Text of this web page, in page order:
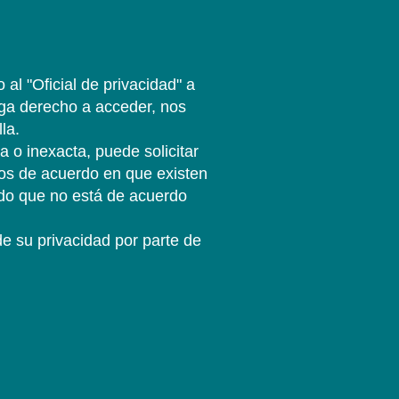
"Oficial de privacidad" a
derecho a acceder, nos
inexacta, puede solicitar
de acuerdo en que existen
que no está de acuerdo
su privacidad por parte de
"Oficial de privacidad" a
derecho a acceder, nos
inexacta, puede solicitar
de acuerdo en que existen
que no está de acuerdo
su privacidad por parte de
al "Oficial de privacidad" a
derecho a acceder, nos
o inexacta, puede solicitar
de acuerdo en que existen
que no está de acuerdo
su privacidad por parte de